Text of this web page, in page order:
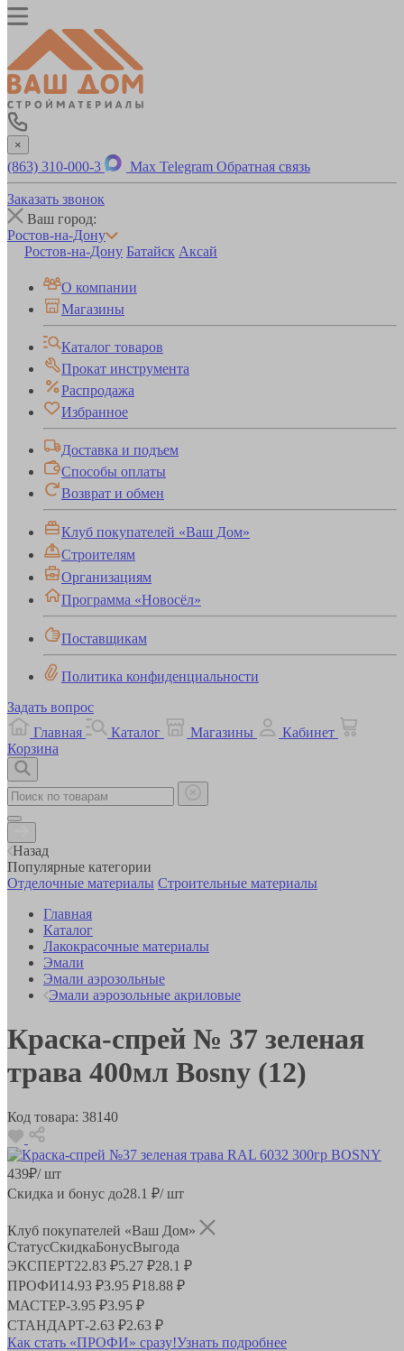
×
(863) 310-000-3 Max Telegram Обратная связь
Заказать звонок
Ваш город:
Ростов-на-Дону
Ростов-на-Дону Батайск Аксай
О компании
Магазины
Каталог товаров
Прокат инструмента
Распродажа
Избранное
Доставка и подъем
Способы оплаты
Возврат и обмен
Клуб покупателей «Ваш Дом»
Строителям
Организациям
Программа «Новосёл»
Поставщикам
Политика конфиденциальности
Задать вопрос
Главная
Каталог Магазины
Кабинет
Корзина
Назад
Популярные категории
Отделочные материалы Строительные материалы
Главная
Каталог
Лакокрасочные материалы
Эмали
Эмали аэрозольные
Эмали аэрозольные акриловые
Краска-спрей № 37 зеленая
трава 400мл Bosny (12)
Код товара: 38140
439₽/ шт
Скидка и бонус до28.1 ₽/ шт
Клуб покупателей «Ваш Дом»
СтатусСкидкаБонусВыгода
ЭКСПЕРТ22.83 ₽5.27 ₽28.1 ₽
ПРОФИ14.93 ₽3.95 ₽18.88 ₽
МАСТЕР-3.95 ₽3.95 ₽
СТАНДАРТ-2.63 ₽2.63 ₽
Как стать «ПРОФИ» сразу!Узнать подробнее